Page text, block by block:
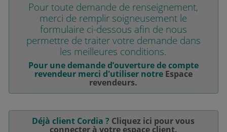
Pour toute demande de renseignement,
merci de remplir soigneusement le
formulaire ci-dessous afin de nous
permettre de traiter votre demande dans
les meilleures conditions.
Pour une demande d’ouverture de compte
revendeur merci d'utiliser notre Espace
revendeurs.
Déjà client Cordia ? Cliquez ici pour vous
connecter à votre espace client.